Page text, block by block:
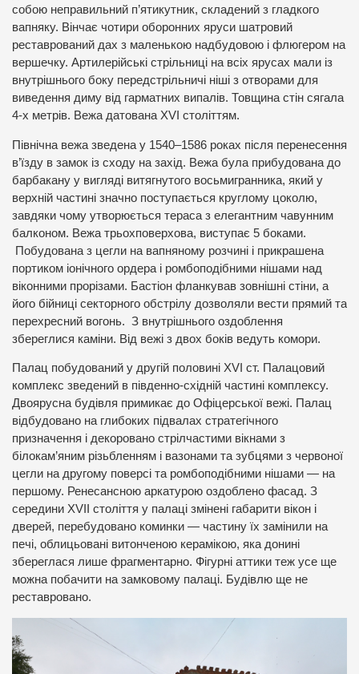
собою неправильний п’ятикутник, складений з гладкого
вапняку. Вінчає чотири оборонних яруси шатровий
реставрований дах з маленькою надбудовою і флюгером на
вершечку. Артилерійські стрільниці на всіх ярусах мали із
внутрішнього боку передстрільничі ніші з отворами для
виведення диму від гарматних випалів. Товщина стін сягала
4-х метрів. Вежа датована XVI століттям.
Північна вежа зведена у 1540–1586 роках після перенесення
в’їзду в замок із сходу на захід. Вежа була прибудована до
барбакану у вигляді витягнутого восьмигранника, який у
верхній частині значно поступається круглому цоколю,
завдяки чому утворюється тераса з елегантним чавунним
балконом. Вежа трьохповерхова, виступає 5 боками.
Побудована з цегли на вапняному розчині і прикрашена
портиком іонічного ордера і ромбоподібними нішами над
віконними прорізами. Бастіон фланкував зовнішні стіни, а
його бійниці секторного обстрілу дозволяли вести прямий та
перехресний вогонь. З внутрішнього оздоблення
збереглися каміни. Від вежі з двох боків ведуть комори.
Палац побудований у другій половині XVI ст. Палацовий
комплекс зведений в південно-східній частині комплексу.
Двоярусна будівля примикає до Офіцерської вежі. Палац
відбудовано на глибоких підвалах стратегічного
призначення і декоровано стрілчастими вікнами з
білокам’яним різьбленням і вазонами та зубцями з червоної
цегли на другому поверсі та ромбоподібними нішами — на
першому. Ренесансною аркатурою оздоблено фасад. З
середини XVII століття у палаці змінені габарити вікон і
дверей, перебудовано коминки — частину їх замінили на
печі, облицьовані витонченою керамікою, яка донині
збереглася лише фрагментарно. Фігурні аттики теж усе ще
можна побачити на замковому палаці. Будівлю ще не
реставровано.